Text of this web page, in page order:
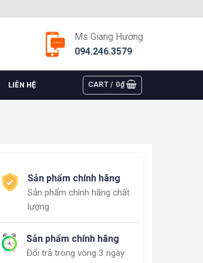
Ms Giang Hương
094.246.3579
LIÊN HỆ CART / 0₫
Sản phẩm chính hãng
Sản phẩm chính hãng chất
lượng
Sản phẩm chính hãng
Đổi trả trong vòng 3 ngày